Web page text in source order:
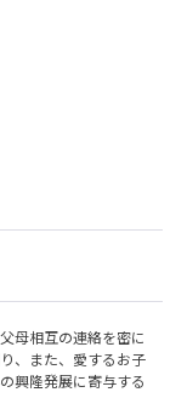
母相互の連絡を密に
、また、愛するお子
興隆発展に寄与する